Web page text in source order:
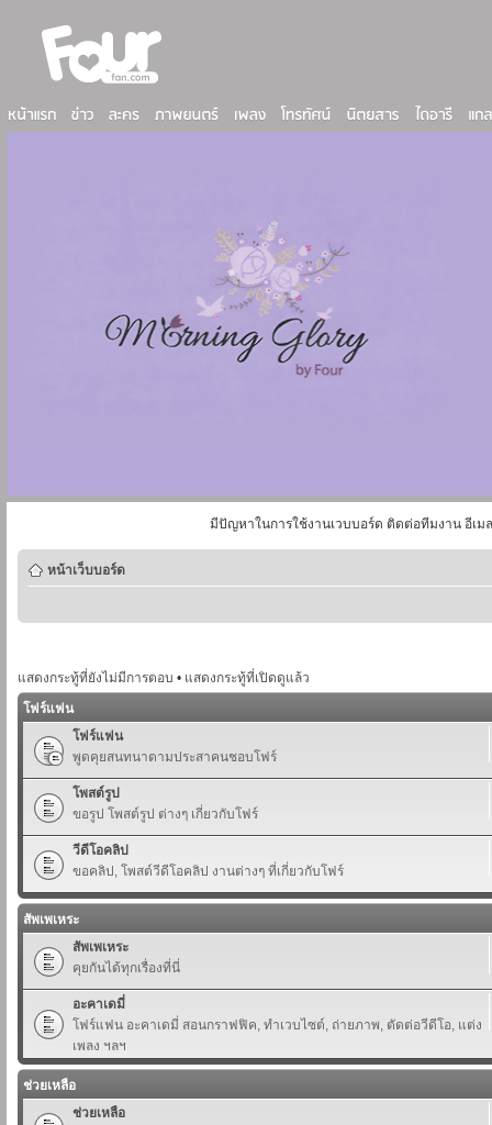
มีปัญหาในการใช้งานเวบบอร์ด ติดต่อทีมงาน อีเม
หน้าเว็บบอร์ด
แสดงกระทู้ที่ยังไม่มีการตอบ • แสดงกระทู้ที่เปิดดูแล้ว
โฟร์แฟน
โฟร์แฟน
พูดคุยสนทนาตามประสาคนชอบโฟร์
โพสต์รูป
ขอรูป โพสต์รูป ต่างๆ เกี่ยวกับโฟร์
วีดีโอคลิป
ขอคลิป, โพสต์วีดีโอคลิป งานต่างๆ ที่เกี่ยวกับโฟร์
สัพเพเหระ
สัพเพเหระ
คุยกันได้ทุกเรื่องที่นี่
อะคาเดมี่
โฟร์แฟน อะคาเดมี่ สอนกราฟฟิค, ทำเวบไซต์, ถ่ายภาพ, ตัดต่อวีดีโอ, แต่ง
เพลง ฯลฯ
ช่วยเหลือ
ช่วยเหลือ